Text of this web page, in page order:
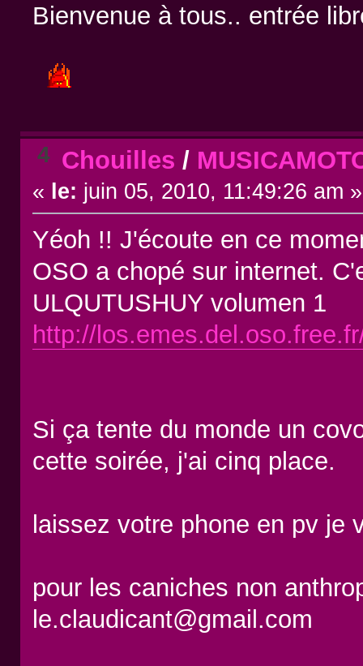
Bienvenue à tous.. entrée
4 Chouilles /
« le: juin 05, 2010, 11:49:26 am »
Yéoh !! J'écoute en ce
OSO a chopé sur internet.
ULQUTUSHUY volumen 1
http://
Si ça tente du monde un
cette soirée, j'ai cinq place.
laissez votre phone en pv
pour les caniches non
le.claudicant@gmail.com